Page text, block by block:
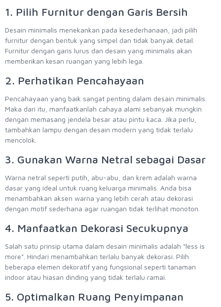
1. Pilih Furnitur dengan Garis Bersih
Desain minimalis menekankan pada kesederhanaan, jadi pilih
furnitur dengan bentuk yang simpel dan tidak banyak detail.
Furnitur dengan garis lurus dan desain yang minimalis akan
memberikan kesan ruangan yang lebih lega.
2. Perhatikan Pencahayaan
Pencahayaan yang baik sangat penting dalam desain minimalis.
Maka dari itu, manfaatkanlah cahaya alami sebanyak mungkin
dengan memasang jendela besar atau pintu kaca. Jika perlu,
tambahkan lampu dengan desain modern yang tidak terlalu
mencolok.
3. Gunakan Warna Netral sebagai Dasar
Warna netral seperti putih, abu-abu, dan krem adalah warna
dasar yang ideal untuk ruang keluarga minimalis. Anda bisa
menambahkan aksen warna yang lebih cerah atau dekorasi
dengan motif sederhana agar ruangan tidak terlihat monoton.
4. Manfaatkan Dekorasi Secukupnya
Salah satu prinsip utama dalam desain minimalis adalah "less is
more". Hindari menambahkan terlalu banyak dekorasi. Pilih
beberapa elemen dekoratif yang fungsional seperti tanaman
indoor atau hiasan dinding yang tidak terlalu ramai.
5. Optimalkan Ruang Penyimpanan